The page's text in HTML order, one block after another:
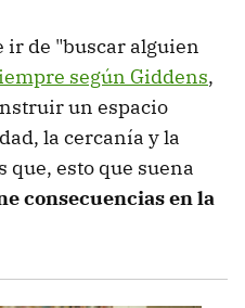
ir de "buscar alguien
según Giddens,
un espacio
la cercanía y la
que, esto que suena
consecuencias en la